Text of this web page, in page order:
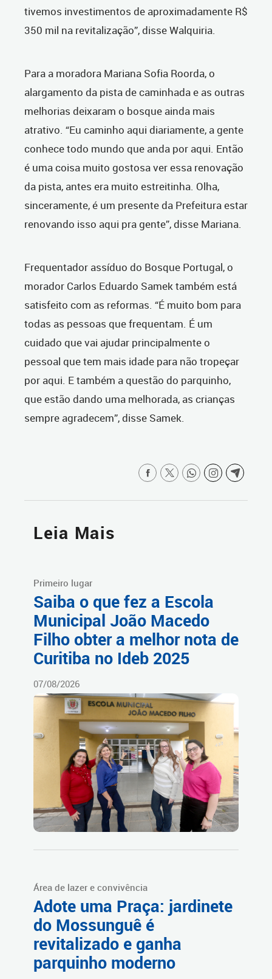
tivemos investimentos de aproximadamente R$
350 mil na revitalização”, disse Walquiria.
Para a moradora Mariana Sofia Roorda, o
alargamento da pista de caminhada e as outras
melhorias deixaram o bosque ainda mais
atrativo. “Eu caminho aqui diariamente, a gente
conhece todo mundo que anda por aqui. Então
é uma coisa muito gostosa ver essa renovação
da pista, antes era muito estreitinha. Olha,
sinceramente, é um presente da Prefeitura estar
renovando isso aqui pra gente”, disse Mariana.
Frequentador assíduo do Bosque Portugal, o
morador Carlos Eduardo Samek também está
satisfeito com as reformas. “É muito bom para
todas as pessoas que frequentam. É um
cuidado que vai ajudar principalmente o
pessoal que tem mais idade para não tropeçar
por aqui. E também a questão do parquinho,
que estão dando uma melhorada, as crianças
sempre agradecem”, disse Samek.
Leia Mais
Primeiro lugar
Saiba o que fez a Escola
Municipal João Macedo
Filho obter a melhor nota de
Curitiba no Ideb 2025
07/08/2026
Área de lazer e convivência
Adote uma Praça: jardinete
do Mossunguê é
revitalizado e ganha
parquinho moderno